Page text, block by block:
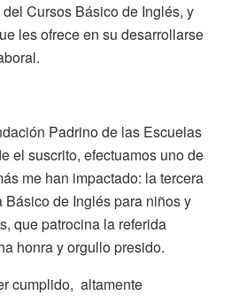
Cursos Básico de Inglés, y
les ofrece en su desarrollarse
Padrino de las Escuelas
el suscrito, efectuamos uno de
me han impactado: la tercera
de Inglés para niños y
que patrocina la referida
honra y orgullo presido.
cumplido, altamente